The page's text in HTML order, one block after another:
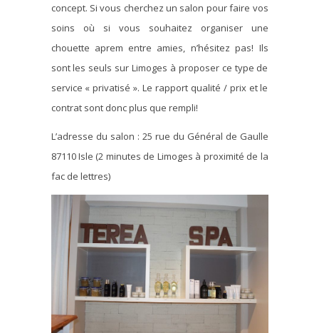
concept. Si vous cherchez un salon pour faire vos
soins où si vous souhaitez organiser une
chouette aprem entre amies, n’hésitez pas! Ils
sont les seuls sur Limoges à proposer ce type de
service « privatisé ». Le rapport qualité / prix et le
contrat sont donc plus que rempli!
L’adresse du salon : 25 rue du Général de Gaulle
87110 Isle (2 minutes de Limoges à proximité de la
fac de lettres)